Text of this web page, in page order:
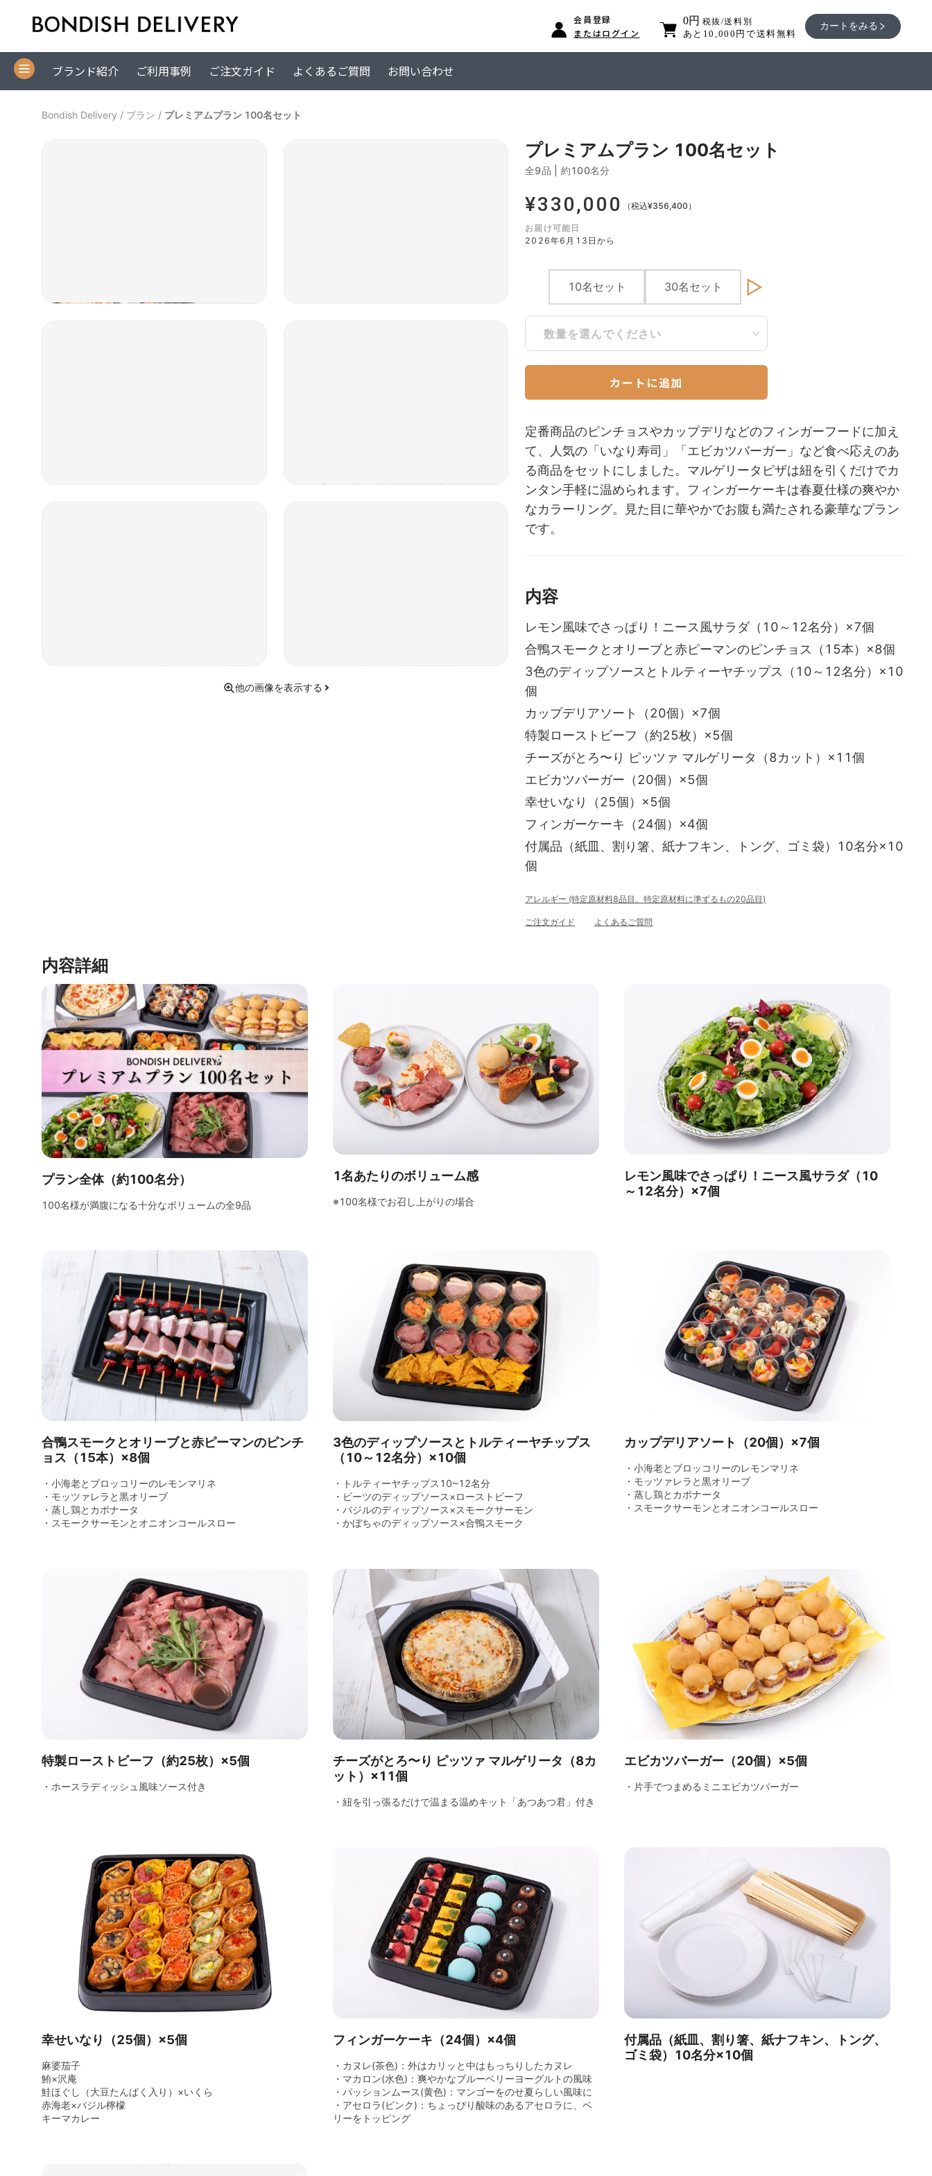
会員登録
またはログイン
0円 税抜/送料別
あと10,000円で送料無料
カートをみる
ブランド紹介 ご利用事例 ご注文ガイド よくあるご質問 お問い合わせ
Bondish Delivery / プラン / プレミアムプラン 100名セット
他の画像を表示する
プレミアムプラン 100名セット
全9品 約100名分
¥330,000 （税込¥356,400 ）
お届け可能日
2026年6月13日から
10名セット 30名セット ▷
数量を選んでください
カートに追加
定番商品のピンチョスやカップデリなどのフィンガーフードに加え
て、人気の「いなり寿司」「エビカツバーガー」など食べ応えのあ
る商品をセットにしました。マルゲリータピザは紐を引くだけでカ
ンタン手軽に温められます。フィンガーケーキは春夏仕様の爽やか
なカラーリング。見た目に華やかでお腹も満たされる豪華なプラン
です。
内容
レモン風味でさっぱり！ニース風サラダ（10～12名分）×7個
合鴨スモークとオリーブと赤ピーマンのピンチョス（15本）×8個
3色のディップソースとトルティーヤチップス（10～12名分）×10
個
カップデリアソート（20個）×7個
特製ローストビーフ（約25枚）×5個
チーズがとろ〜り ピッツァ マルゲリータ（8カット）×11個
エビカツバーガー（20個）×5個
幸せいなり（25個）×5個
フィンガーケーキ（24個）×4個
付属品（紙皿、割り箸、紙ナフキン、トング、ゴミ袋）10名分×10
個
アレルギー (特定原材料8品目、特定原材料に準ずるもの20品目)
ご注文ガイド よくあるご質問
内容詳細
プラン全体（約100名分）
100名様が満腹になる十分なボリュームの全9品
1名あたりのボリューム感
※100名様でお召し上がりの場合
レモン風味でさっぱり！ニース風サラダ（10
～12名分）×7個
合鴨スモークとオリーブと赤ピーマンのピンチ
ョス（15本）×8個
・小海老とブロッコリーのレモンマリネ
・モッツァレラと黒オリーブ
・蒸し鶏とカポナータ
・スモークサーモンとオニオンコールスロー
3色のディップソースとトルティーヤチップス
（10～12名分）×10個
・トルティーヤチップス10~12名分
・ビーツのディップソース×ローストビーフ
・バジルのディップソース×スモークサーモン
・かぼちゃのディップソース×合鴨スモーク
カップデリアソート（20個）×7個
・小海老とブロッコリーのレモンマリネ
・モッツァレラと黒オリーブ
・蒸し鶏とカポナータ
・スモークサーモンとオニオンコールスロー
特製ローストビーフ（約25枚）×5個
・ホースラディッシュ風味ソース付き
チーズがとろ〜り ピッツァ マルゲリータ（8カ
ット）×11個
・紐を引っ張るだけで温まる温めキット「あつあつ君」付き
エビカツバーガー（20個）×5個
・片手でつまめるミニエビカツバーガー
幸せいなり（25個）×5個
麻婆茄子
鮪×沢庵
鮭ほぐし（大豆たんぱく入り）×いくら
赤海老×バジル檸檬
キーマカレー
フィンガーケーキ（24個）×4個
・カヌレ(茶色)：外はカリッと中はもっちりしたカヌレ
・マカロン(水色)：爽やかなブルーベリーヨーグルトの風味
・パッションムース(黄色)：マンゴーをのせ夏らしい風味に
・アセロラ(ピンク)：ちょっぴり酸味のあるアセロラに、ベ
リーをトッピング
付属品（紙皿、割り箸、紙ナフキン、トング、
ゴミ袋）10名分×10個